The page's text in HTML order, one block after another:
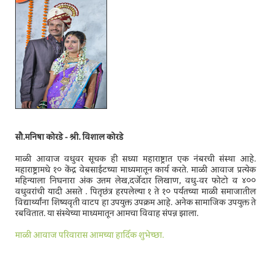
सौ.मनिषा कोरडे - श्री. विशाल कोरडे
माळी आवाज वधुवर सूचक ही सध्या महाराष्ट्रात एक नंबरची संस्था आहे.
महाराष्ट्रामधे १० केंद्र वेबसाईटच्या माध्यमातून कार्य करते. माळी आवाज प्रत्येक
महिन्याला निघनारा अंक उत्तम लेख,दर्जेदार लिखाण, वधु-वर फोटो व ४००
वधुवरांची यादी असते . पितृछंत्र हरपलेल्या १ ते १० पर्यतच्या माळी समाजातील
विद्यार्थ्यांना शिष्यवृती वाटप हा उपयुक्त उपक्रम आहे. अनेक सामाजिक उपयुक्त ते
रबवितात. या संस्थेच्या माध्यमातून आमचा विवाह संपन्न झाला.
माळी आवाज परिवारास आमच्या हार्दिक शुभेच्छा.